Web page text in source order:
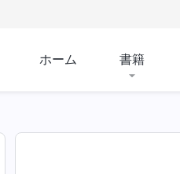
ホーム 書籍